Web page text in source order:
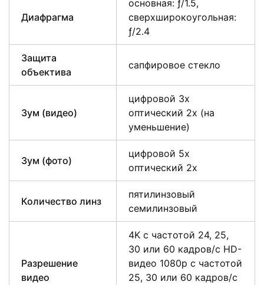
Диафрагма
основная: ƒ/1.5,
сверхшироко­угольная:
ƒ/2.4
Защита
объектива
сапфировое стекло
Зум (видео)
цифровой 3х
оптический 2x (на
уменьшение)
Зум (фото)
цифровой 5x
оптический 2x
Количество линз
пятилинзовый
семилинзовый
Разрешение
видео
4K с частотой 24, 25,
30 или 60 кадров/ с HD-
видео 1080p с частотой
25, 30 или 60 кадров/ с